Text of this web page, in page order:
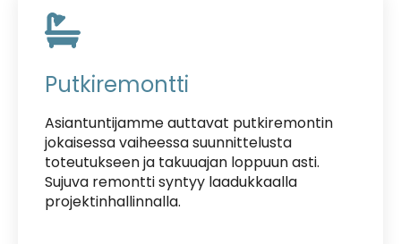
Putkiremontti
Asiantuntijamme auttavat putkiremontin
jokaisessa vaiheessa suunnittelusta
toteutukseen ja takuuajan loppuun asti.
Sujuva remontti syntyy laadukkaalla
projektinhallinnalla.